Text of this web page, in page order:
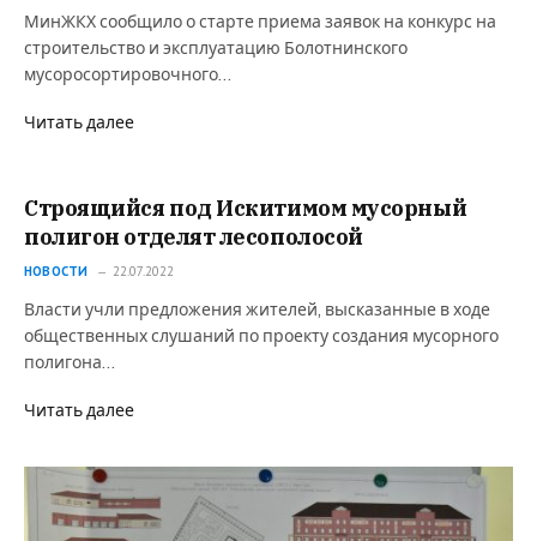
МинЖКХ сообщило о старте приема заявок на конкурс на
строительство и эксплуатацию Болотнинского
мусоросортировочного…
Читать далее
Строящийся под Искитимом мусорный
полигон отделят лесополосой
НОВОСТИ 22.07.2022
Власти учли предложения жителей, высказанные в ходе
общественных слушаний по проекту создания мусорного
полигона…
Читать далее